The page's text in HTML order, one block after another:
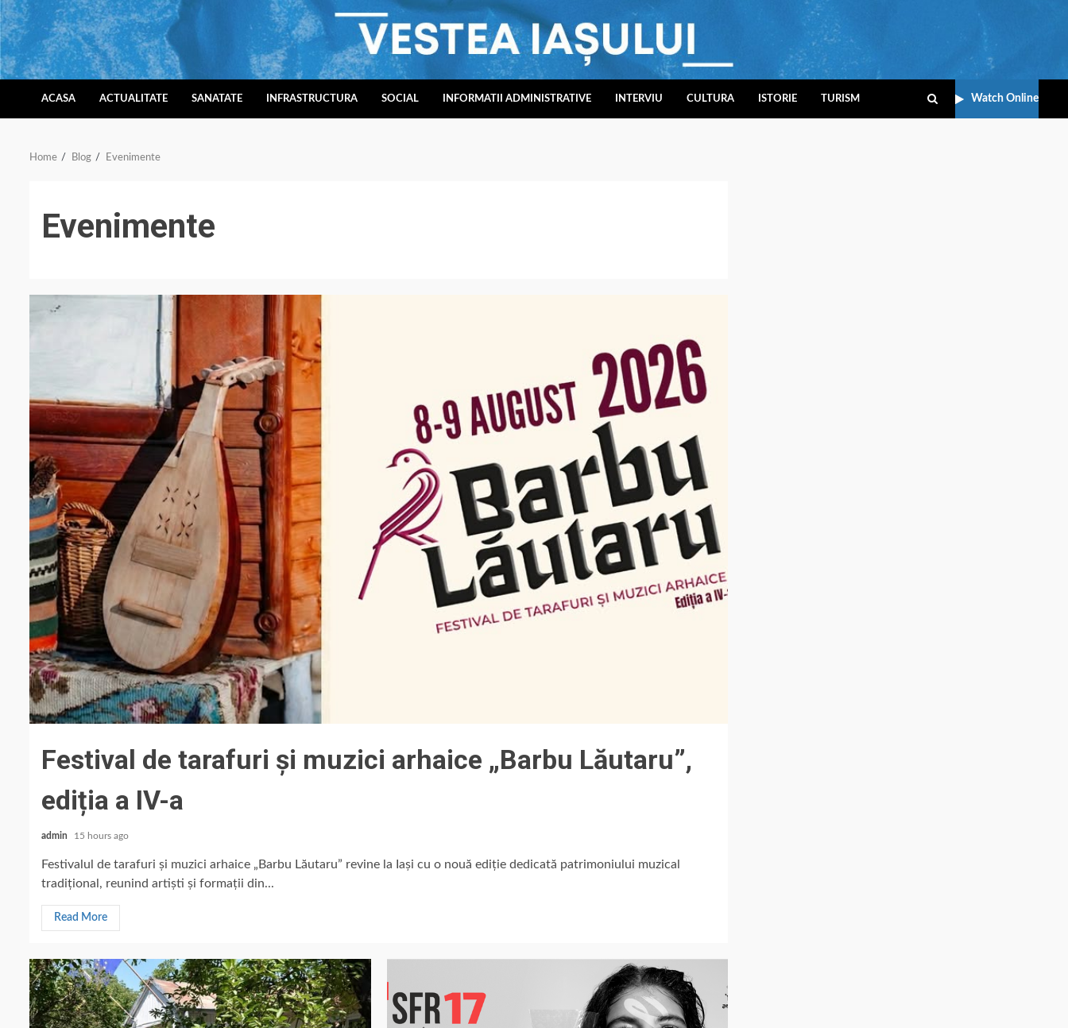
Skip
to
content
ACASA ACTUALITATE SANATATE INFRASTRUCTURA SOCIAL INFORMATII ADMINISTRATIVE INTERVIU CULTURA ISTORIE TURISM Watch Online
Home Blog Evenimente
Evenimente
Festival de tarafuri și muzici arhaice „Barbu Lăutaru”,
ediția a IV-a
admin 15 hours ago
Festivalul de tarafuri și muzici arhaice „Barbu Lăutaru” revine la Iași cu o nouă ediție dedicată patrimoniului muzical
tradițional, reunind artiști și formații din...
Read More